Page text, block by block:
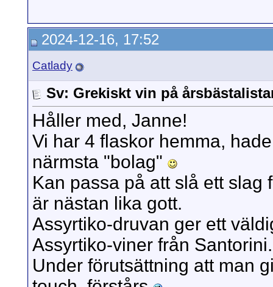
2024-12-16, 17:52
Catlady
Sv: Grekiskt vin på
Håller med, Janne!
Vi har 4 flaskor hemma,
närmsta "bolag"
Kan passa på att slå ett slag
är nästan lika gott.
Assyrtiko-druvan ger ett
Assyrtiko-viner från Santorini.
Under förutsättning att man